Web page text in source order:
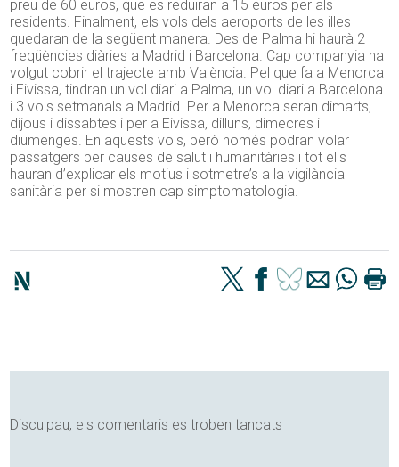
preu de 60 euros, que es reduiran a 15 euros per als
residents. Finalment, els vols dels aeroports de les illes
quedaran de la següent manera. Des de Palma hi haurà 2
freqüències diàries a Madrid i Barcelona. Cap companyia ha
volgut cobrir el trajecte amb València. Pel que fa a Menorca
i Eivissa, tindran un vol diari a Palma, un vol diari a Barcelona
i 3 vols setmanals a Madrid. Per a Menorca seran dimarts,
dijous i dissabtes i per a Eivissa, dilluns, dimecres i
diumenges. En aquests vols, però només podran volar
passatgers per causes de salut i humanitàries i tot ells
hauran d’explicar els motius i sotmetre’s a la vigilància
sanitària per si mostren cap simptomatologia.
Disculpau, els comentaris es troben tancats